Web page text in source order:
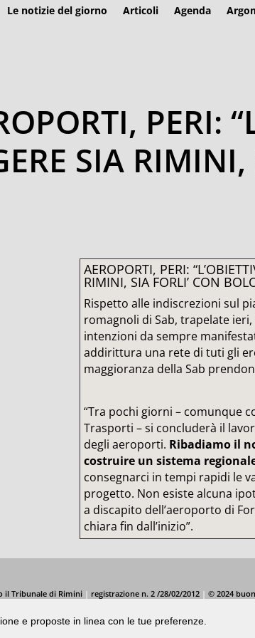
Le notizie del giorno Articoli Agenda
PERI:
SIA RIMINI,
AEROPORTI, PERI:
RIMINI, SIA FORLI’ CON
Rispetto alle indiscrezioni sul
romagnoli di Sab, trapelate
intenzioni da sempre
addirittura una rete di tuti gli
maggioranza della Sab
“Tra pochi giorni – comunque
Trasporti – si concluderà il
degli aeroporti. Ribadiamo il
costruire un sistema
consegnarci in tempi rapidi le
progetto. Non esiste alcuna
a discapito dell’aeroporto di
chiara fin dall’inizio”.
il Tribunale di Rimini | registrazione n. 2 /28/02/2012 | © 2024
e proposte in linea con le tue preferenze.